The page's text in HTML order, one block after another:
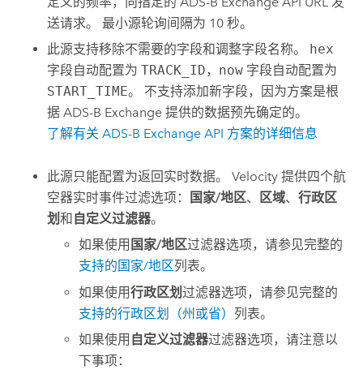
送请求。 最小源轮询间隔为 10 秒。
此源支持移除不需要的字段和调整字段名称。
hex
字段自动配置为TRACK_ID， now 字段自动配置为
START_TIME。 不支持添加新字段，因为方案是根
据 ADS-B Exchange 提供的数据预先确定的。
了解有关 ADS-B Exchange API 方案的详细信息
此源只能配置为返回实时数据。Velocity 提供四个航
空器实时事件过滤选项：
国家/地区、 区域、行政区
划和自定义过滤器。
如果使用 国家/地区过滤器选项，请参见完整的
支持的国家/地区列表。
如果使用行政区划过滤器选项，请参见完整的
支持的行政区划（州或省） 列表。
如果使用 自定义过滤器过滤器选项，请注意以
下事项：